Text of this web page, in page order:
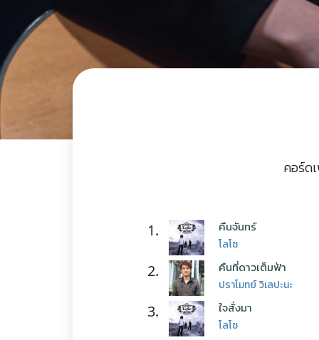
คอร์ด
1. คืนจันทร์
โลโซ
2. คืนที่ดาวเต็มฟ้า
ปราโมทย์ วิเลปะนะ
3. ใจสั่งมา
โลโซ